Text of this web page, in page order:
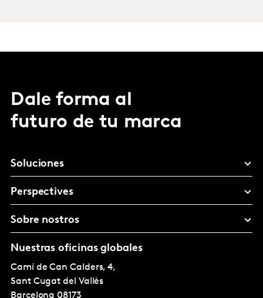
Dale forma al
futuro de tu marca
Soluciones
Perspectives
Sobre nostros
Nuestras oficinas globales
Camí de Can Calders, 4,
Sant Cugat del Vallès
Barcelona 08173